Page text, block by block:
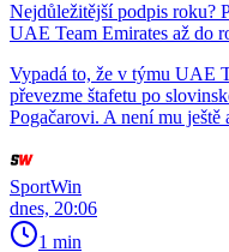
Nejdůležitější podpis roku?
UAE Team Emirates až do
Vypadá to, že v týmu UAE
převezme štafetu po
Pogačarovi. A není mu ještě
SportWin
dnes, 20:06
1 min